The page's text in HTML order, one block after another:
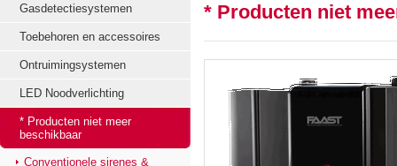
Gasdetectiesystemen
Toebehoren en accessoires
Ontruimingsystemen
LED Noodverlichting
* Producten niet meer
beschikbaar
Conventionele sirenes &
* Producten niet